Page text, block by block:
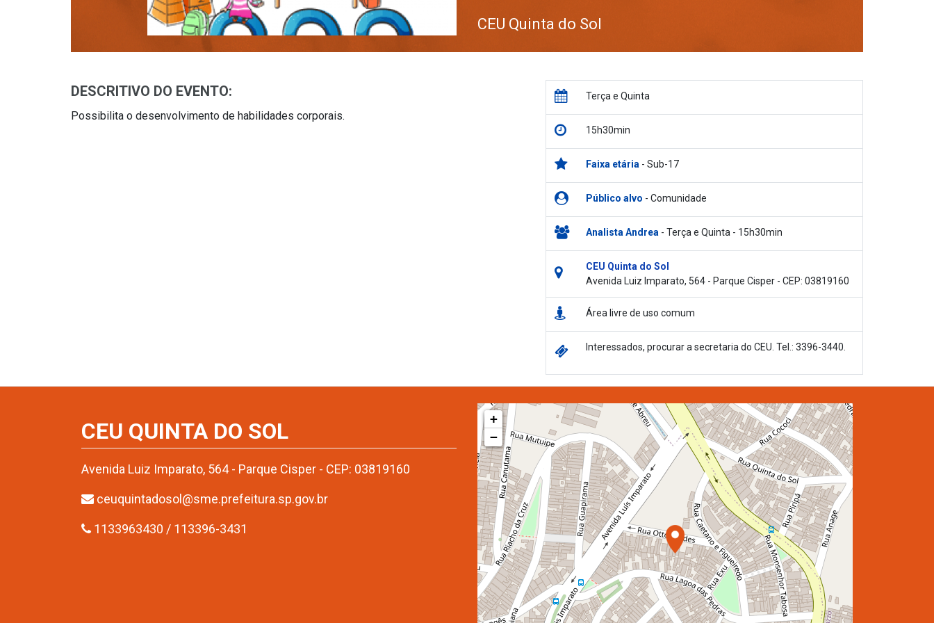
CEU Quinta do Sol
DESCRITIVO DO EVENTO:
Possibilita o desenvolvimento de habilidades corporais.
Terça e Quinta
15h30min
Faixa etária- Sub-17
Público alvo - Comunidade
Analista Andrea- Terça e Quinta - 15h30min
CEU Quinta do Sol
Avenida Luiz Imparato, 564 - Parque Cisper - CEP: 03819160
Área livre de uso comum
Interessados, procurar a secretaria do CEU. Tel.: 3396-3440.
CEU QUINTA DO SOL
Avenida Luiz Imparato, 564 - Parque Cisper - CEP: 03819160
ceuquintadosol@sme.prefeitura.sp.gov.br
1133963430 / 113396-3431
+
−